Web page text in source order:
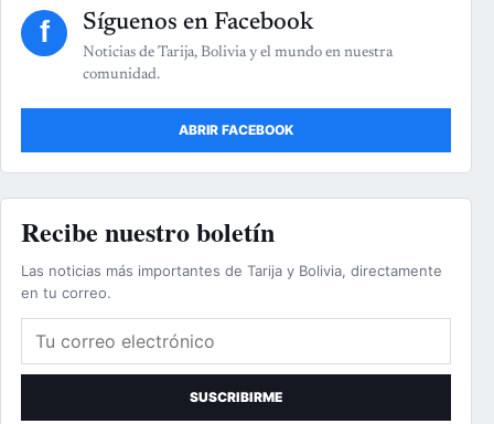
f Síguenos en Facebook
Noticias de Tarija, Bolivia y el mundo en nuestra
comunidad.
ABRIR FACEBOOK
Recibe nuestro boletín
Las noticias más importantes de Tarija y Bolivia, directamente
en tu correo.
Correo electrónico
SUSCRIBIRME